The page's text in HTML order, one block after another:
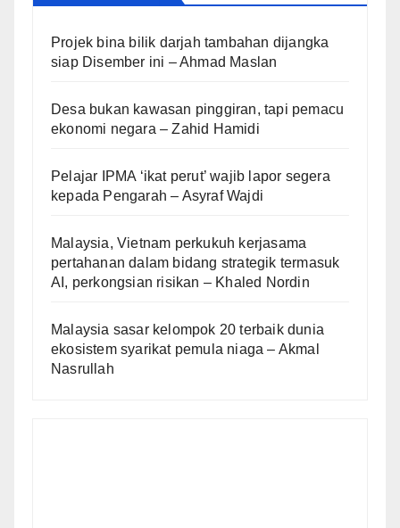
Projek bina bilik darjah tambahan dijangka
siap Disember ini – Ahmad Maslan
Desa bukan kawasan pinggiran, tapi pemacu
ekonomi negara – Zahid Hamidi
Pelajar IPMA ‘ikat perut’ wajib lapor segera
kepada Pengarah – Asyraf Wajdi
Malaysia, Vietnam perkukuh kerjasama
pertahanan dalam bidang strategik termasuk
AI, perkongsian risikan – Khaled Nordin
Malaysia sasar kelompok 20 terbaik dunia
ekosistem syarikat pemula niaga – Akmal
Nasrullah